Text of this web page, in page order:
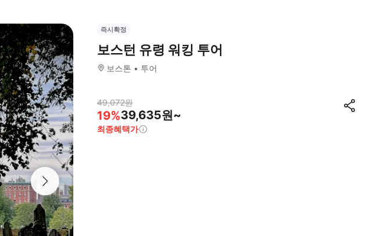
즉시확정
보스턴 유령 워킹 투어
보스톤 투어
49,072원
19%39,635원~
최종혜택가